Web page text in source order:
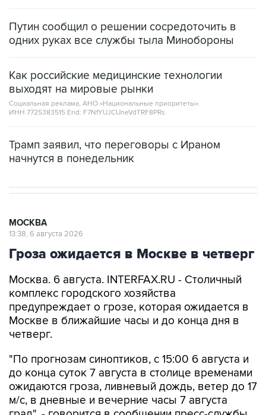
Путин сообщил о решении сосредоточить в
одних руках все службы тыла Минобороны
Как российские медицинские технологии
выходят на мировые рынки
Социальная реклама, АНО «Национальные приоритеты».
ИНН 7725383515 Erid: F7NfYUJCUneVdTRF8PRs
Трамп заявил, что переговоры с Ираном
начнутся в понедельник
МОСКВА
13:38, 6 августа 2026
Гроза ожидается в Москве в четверг
Москва. 6 августа. INTERFAX.RU - Столичный
комплекс городского хозяйства
предупреждает о грозе, которая ожидается в
Москве в ближайшие часы и до конца дня в
четверг.
"По прогнозам синоптиков, с 15:00 6 августа и
до конца суток 7 августа в столице временами
ожидаются гроза, ливневый дождь, ветер до 17
м/с, в дневные и вечерние часы 7 августа